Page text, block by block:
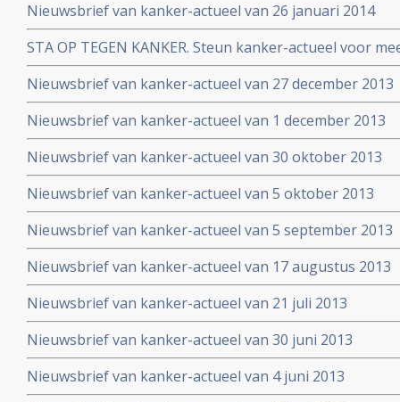
Nieuwsbrief van kanker-actueel van 26 januari 2014
STA OP TEGEN KANKER. Steun kanker-actueel voor
naar niet-toxische middelen en behandelingen
Nieuwsbrief van kanker-actueel van 27 december 2013
Nieuwsbrief van kanker-actueel van 1 december 2013
Nieuwsbrief van kanker-actueel van 30 oktober 2013
Nieuwsbrief van kanker-actueel van 5 oktober 2013
Nieuwsbrief van kanker-actueel van 5 september 2013
Nieuwsbrief van kanker-actueel van 17 augustus 2013
Nieuwsbrief van kanker-actueel van 21 juli 2013
Nieuwsbrief van kanker-actueel van 30 juni 2013
Nieuwsbrief van kanker-actueel van 4 juni 2013